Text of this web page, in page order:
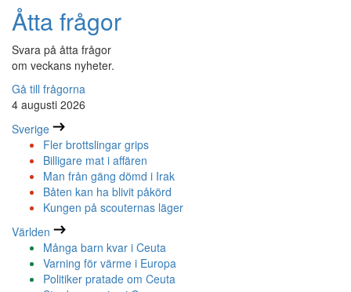
Åtta frågor
Svara på åtta frågor
om veckans nyheter.
Gå till frågorna
4 augusti 2026
Sverige
Fler brottslingar grips
Billigare mat i affären
Man från gäng dömd i Irak
Båten kan ha blivit påkörd
Kungen på scouternas läger
Världen
Många barn kvar i Ceuta
Varning för värme i Europa
Politiker pratade om Ceuta